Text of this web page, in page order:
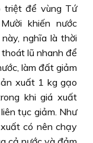
triệt để vùng Tứ
khiến nước
nghĩa là thời
thoát lũ nhanh để
làm đất giảm
xuất 1 kg gạo
khi giá xuất
tục giảm. Như
có nên chạy